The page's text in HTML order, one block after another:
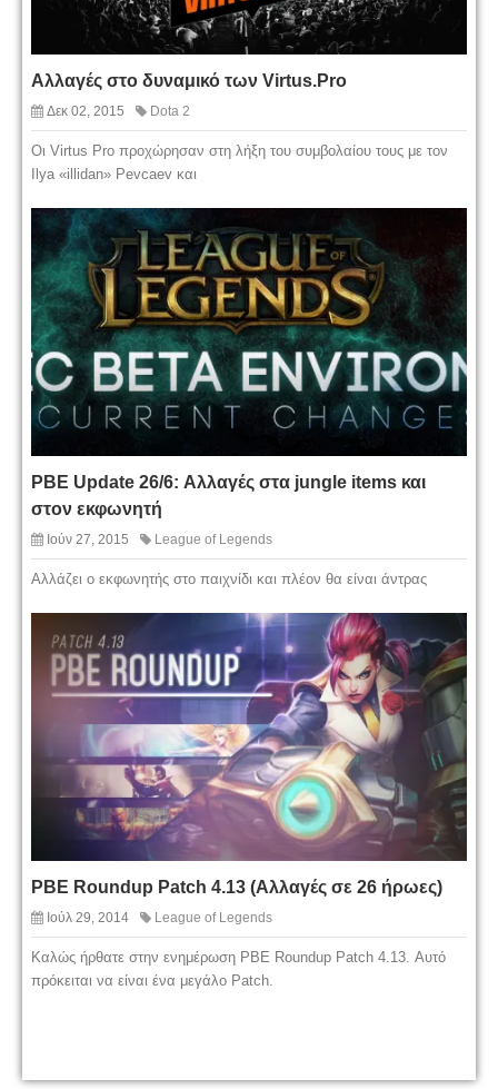
Αλλαγές στο δυναμικό των Virtus.Pro
Δεκ 02, 2015 Dota 2
Oι Virtus Pro προχώρησαν στη λήξη του συμβολαίου τους με τον
Ilya «illidan» Pevcaev και
PBE Update 26/6: Αλλαγές στα jungle items και
στον εκφωνητή
Ιούν 27, 2015 League of Legends
Αλλάζει ο εκφωνητής στο παιχνίδι και πλέον θα είναι άντρας
PBE Roundup Patch 4.13 (Αλλαγές σε 26 ήρωες)
Ιούλ 29, 2014 League of Legends
Καλώς ήρθατε στην ενημέρωση PBE Roundup Patch 4.13. Αυτό
πρόκειται να είναι ένα μεγάλο Patch.